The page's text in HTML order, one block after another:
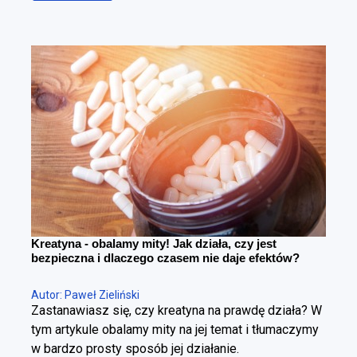
znacznie bardziej precyzyjnego – zmniejszenie
zachowaniu masy mięśniowej. To fundamentalna
różnica. Można schudnąć i wyglądać gorzej – i
można redukować tkankę tłuszczową, poprawiając
sylwetkę. Cała sztuka polega na tym, żeby zrobić to
w kontrolowany sposób.
Kreatyna - obalamy mity! Jak działa, czy jest
bezpieczna i dlaczego czasem nie daje efektów?
Autor: Paweł Zieliński
Zastanawiasz się, czy kreatyna na prawdę działa? W
tym artykule obalamy mity na jej temat i tłumaczymy
w bardzo prosty sposób jej działanie.